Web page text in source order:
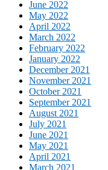
June 2022
May 2022
April 2022
March 2022
February 2022
January 2022
December 2021
November 2021
October 2021
September 2021
August 2021
July 2021
June 2021
May 2021
April 2021
March 2021